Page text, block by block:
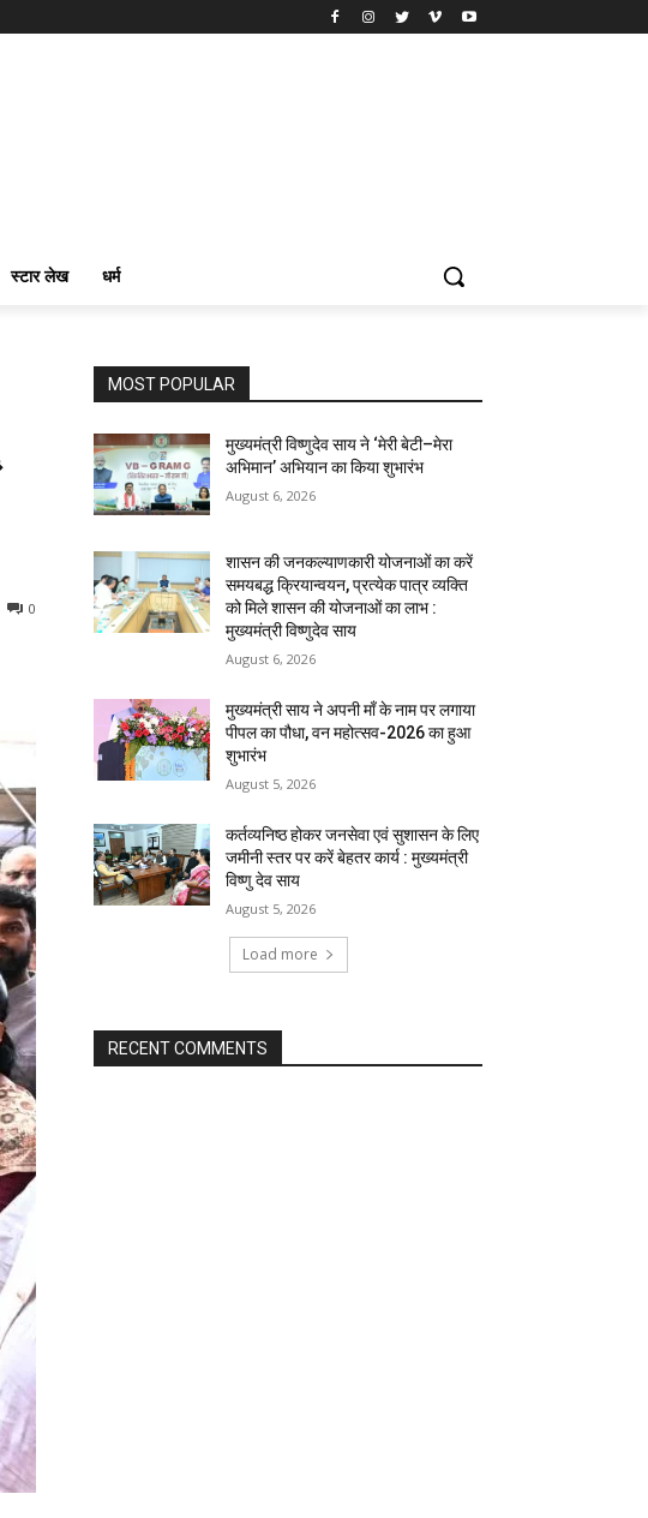
स्टार लेख धर्म
0
MOST POPULAR
मुख्यमंत्री विष्णुदेव साय ने ‘मेरी बेटी–मेरा
अभिमान’ अभियान का किया शुभारंभ
August 6, 2026
शासन की जनकल्याणकारी योजनाओं का करें
समयबद्ध क्रियान्वयन, प्रत्येक पात्र व्यक्ति
को मिले शासन की योजनाओं का लाभ :
मुख्यमंत्री विष्णुदेव साय
August 6, 2026
मुख्यमंत्री साय ने अपनी माँ के नाम पर लगाया
पीपल का पौधा, वन महोत्सव-2026 का हुआ
शुभारंभ
August 5, 2026
कर्तव्यनिष्ठ होकर जनसेवा एवं सुशासन के लिए
जमीनी स्तर पर करें बेहतर कार्य : मुख्यमंत्री
विष्णु देव साय
August 5, 2026
Load more
RECENT COMMENTS